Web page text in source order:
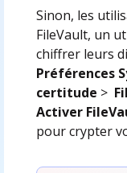
Sinon, les
FileVault, un
chiffrer leurs
Préférences
certitude >
Activer
pour crypter